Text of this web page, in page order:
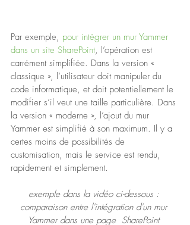
Par exemple, pour intégrer un mur Yammer
dans un site SharePoint, l’opération est
carrément simplifiée. Dans la version «
classique », l’utilisateur doit manipuler du
code informatique, et doit potentiellement le
modifier s’il veut une taille particulière. Dans
la version « moderne », l’ajout du mur
Yammer est simplifié à son maximum. Il y a
certes moins de possibilités de
customisation, mais le service est rendu,
rapidement et simplement.
exemple dans la vidéo ci-dessous :
comparaison entre l'intégration d'un mur
Yammer dans une page  SharePoint